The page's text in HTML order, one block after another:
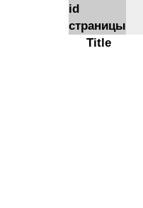
id
страницы
Title